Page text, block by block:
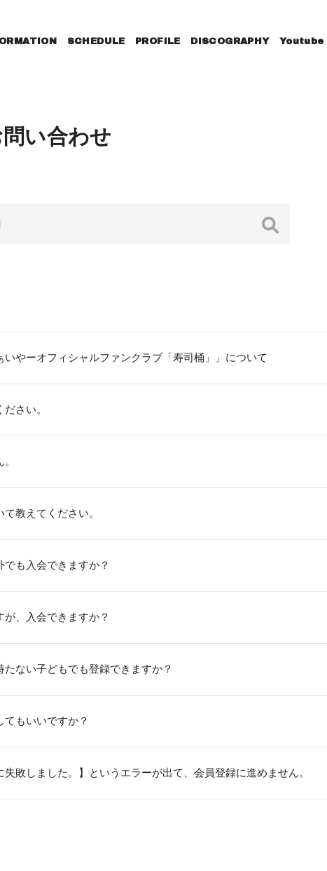
SCHEDULE PROFILE DISCOGRAPHY Youtube
い合わせ
いやーオフィシャルファンクラブ「寿司桶」」について
さい。
教えてください。
も入会できますか？
、入会できますか？
たない子どもでも登録できますか？
もいいですか？
失敗しました。】というエラーが出て、会員登録に進めません。